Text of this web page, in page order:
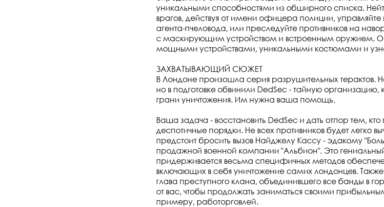
уникальными способностями из обширного списка.
врагов, действуя от имени офицера полиции,
агента-пчеловода, или преследуйте противников на
с маскирующим устройством и встроенным оружием.
мощными устройствами, уникальными костюмами и
ЗАХВАТЫВАЮЩИЙ СЮЖЕТ
В Лондоне произошла серия разрушительных терактов.
но в подготовке обвинили DedSec - тайную организацию,
грани уничтожения. Им нужна ваша помощь.
Ваша задача - восстановить DedSec и дать отпор тем, кто
деспотичные порядки. Не всех противников будет легко
предстоит бросить вызов Найджелу Кассу - эдакому
продажной военной компании "Альбион". Это
придерживается весьма специфичных методов
включающих в себя уничтожение самих лондонцев.
глава преступного клана, объединившего все банды в
от вас, чтобы продолжать заниматься своими
примеру, работорговлей.